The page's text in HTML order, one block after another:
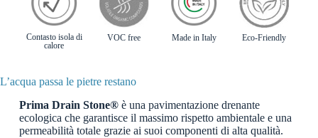
Contasto isola di
calore
VOC free Made in Italy Eco-Friendly
L’acqua passa le pietre restano
Prima Drain Stone®è una pavimentazione drenante
ecologica che garantisce il massimo rispetto ambientale e una
permeabilità totale grazie ai suoi componenti di alta qualità.